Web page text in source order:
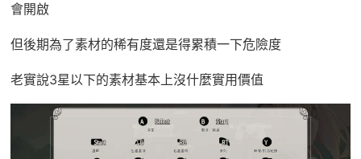
會開啟
但後期為了素材的稀有度還是得累積一下危險度
老實說3星以下的素材基本上沒什麼實用價值